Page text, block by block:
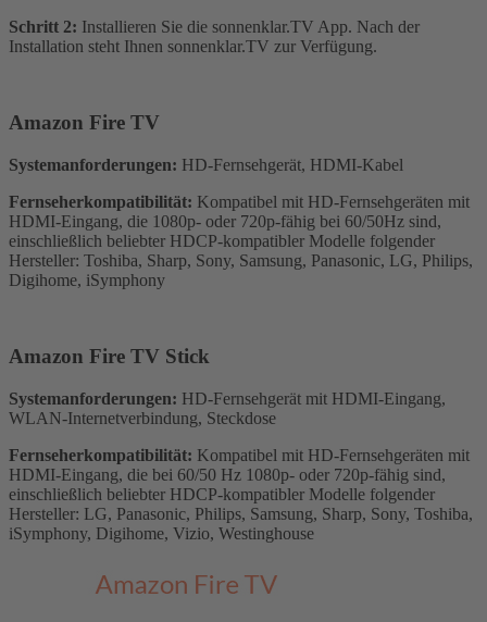
Schritt 2: Installieren Sie die sonnenklar.TV App. Nach der
Installation steht Ihnen sonnenklar.TV zur Verfügung.
Amazon Fire TV
Systemanforderungen: HD-Fernsehgerät, HDMI-Kabel
Fernseherkompatibilität: Kompatibel mit HD-Fernsehgeräten mit
HDMI-Eingang, die 1080p- oder 720p-fähig bei 60/50Hz sind,
einschließlich beliebter HDCP-kompatibler Modelle folgender
Hersteller: Toshiba, Sharp, Sony, Samsung, Panasonic, LG, Philips,
Digihome, iSymphony
Amazon Fire TV Stick
Systemanforderungen: HD-Fernsehgerät mit HDMI-Eingang,
WLAN-Internetverbindung, Steckdose
Fernseherkompatibilität: Kompatibel mit HD-Fernsehgeräten mit
HDMI-Eingang, die bei 60/50 Hz 1080p- oder 720p-fähig sind,
einschließlich beliebter HDCP-kompatibler Modelle folgender
Hersteller: LG, Panasonic, Philips, Samsung, Sharp, Sony, Toshiba,
iSymphony, Digihome, Vizio, Westinghouse